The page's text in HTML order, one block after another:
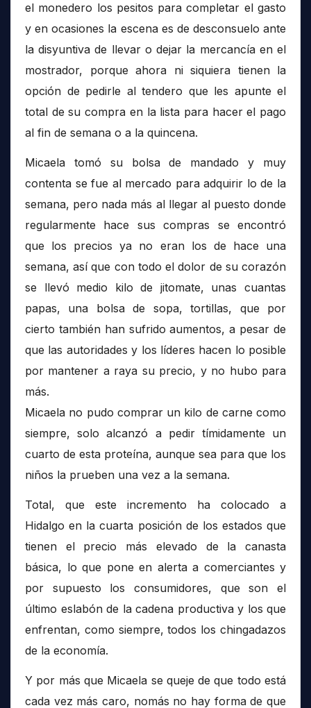
el monedero los pesitos para completar el gasto
y en ocasiones la escena es de desconsuelo ante
la disyuntiva de llevar o dejar la mercancía en el
mostrador, porque ahora ni siquiera tienen la
opción de pedirle al tendero que les apunte el
total de su compra en la lista para hacer el pago
al fin de semana o a la quincena.
Micaela tomó su bolsa de mandado y muy
contenta se fue al mercado para adquirir lo de la
semana, pero nada más al llegar al puesto donde
regularmente hace sus compras se encontró
que los precios ya no eran los de hace una
semana, así que con todo el dolor de su corazón
se llevó medio kilo de jitomate, unas cuantas
papas, una bolsa de sopa, tortillas, que por
cierto también han sufrido aumentos, a pesar de
que las autoridades y los líderes hacen lo posible
por mantener a raya su precio, y no hubo para
más.
Micaela no pudo comprar un kilo de carne como
siempre, solo alcanzó a pedir tímidamente un
cuarto de esta proteína, aunque sea para que los
niños la prueben una vez a la semana.
Total, que este incremento ha colocado a
Hidalgo en la cuarta posición de los estados que
tienen el precio más elevado de la canasta
básica, lo que pone en alerta a comerciantes y
por supuesto los consumidores, que son el
último eslabón de la cadena productiva y los que
enfrentan, como siempre, todos los chingadazos
de la economía.
Y por más que Micaela se queje de que todo está
cada vez más caro, nomás no hay forma de que